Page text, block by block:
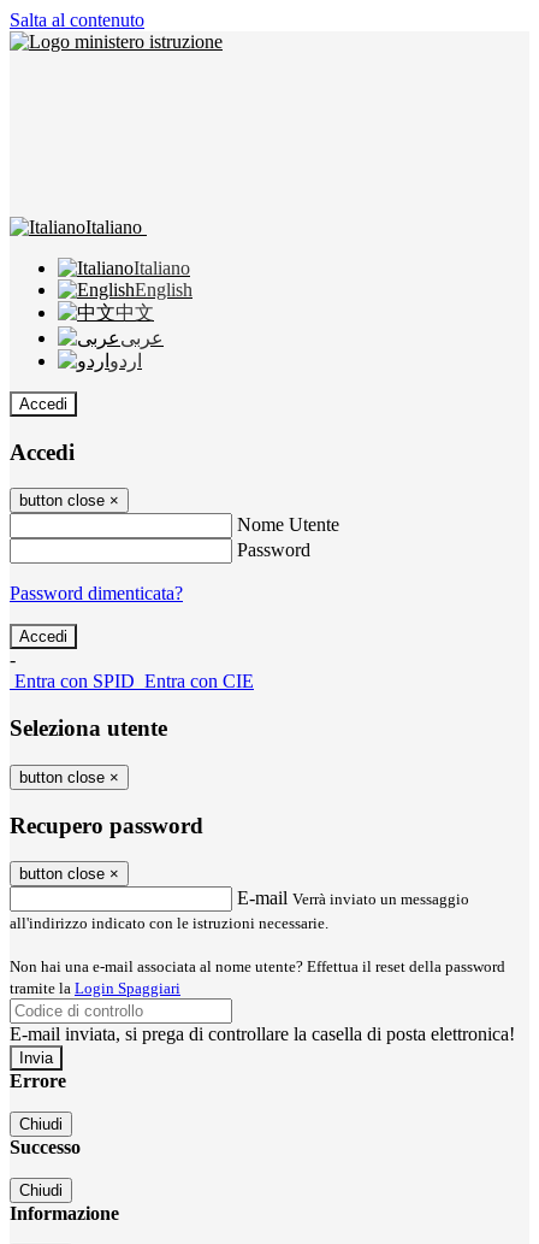
Salta al contenuto
Italiano
Italiano
English
中文
عربى
اردو
Accedi
Accedi
button close ×
Nome Utente
Password
Password dimenticata?
-
Entra con SPID Entra con CIE
Seleziona utente
button close ×
Recupero password
button close ×
E-mail Verrà inviato un messaggio
all'indirizzo indicato con le istruzioni necessarie.
Non hai una e-mail associata al nome utente? Effettua il reset della password
tramite la Login Spaggiari
E-mail inviata, si prega di controllare la casella di posta elettronica!
Errore
Chiudi
Successo
Chiudi
Informazione